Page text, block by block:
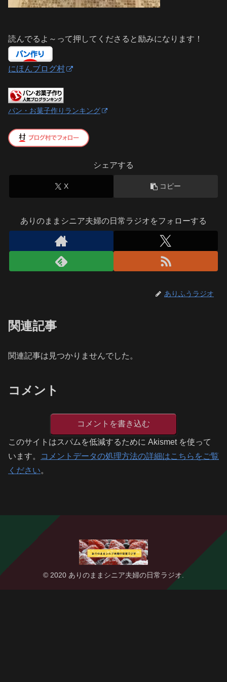
読んでるよ～って押してくださると励みになります！
にほんブログ村
パン・お菓子作りランキング
シェアする
X コピー
ありのままシニア夫婦の日常ラジオをフォローする
ありふうラジオ
関連記事
関連記事は見つかりませんでした。
コメント
コメントを書き込む
このサイトはスパムを低減するために Akismet を使って
います。
コメントデータの処理方法の詳細はこちらをご覧
ください。
© 2020 ありのままシニア夫婦の日常ラジオ.